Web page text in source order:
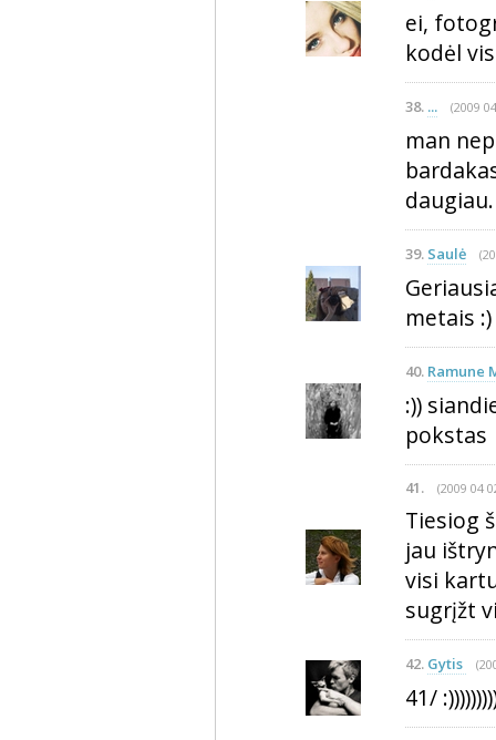
ei,
kodėl
38. ... (2009
man
daugiau.
39. Saulė
metais :)
40. Ramune
:))
pokstas
41. (2009 04
Tiesiog
jau
visi
sugrįžt
42. Gytis
41/